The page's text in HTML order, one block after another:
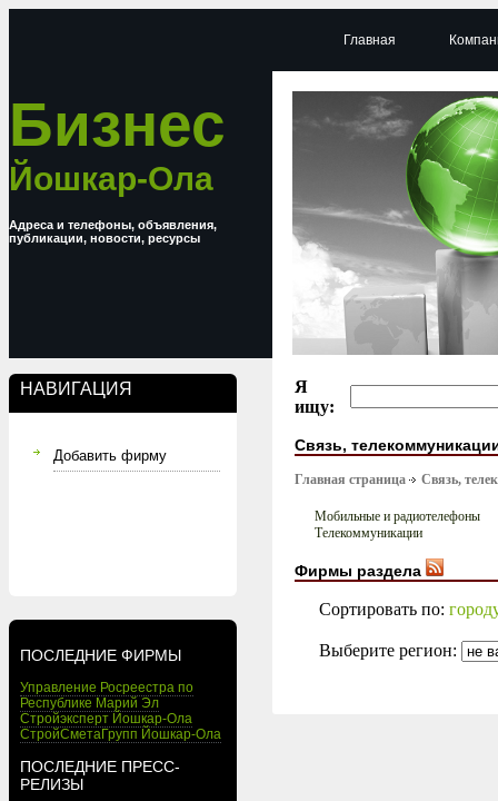
Бизнес
Йошкар-Ола
Адреса и телефоны, объявления,
публикации, новости, ресурсы
НАВИГАЦИЯ
Добавить фирму
ПОСЛЕДНИЕ ФИРМЫ
Управление Росреестра по
Республике Марий Эл
Стройэксперт Йошкар-Ола
СтройСметаГрупп Йошкар-Ола
ПОСЛЕДНИЕ ПРЕСС-
РЕЛИЗЫ
Главная
Я
ищу:
Связь,
Главная страница Связь,
Мобильные и радиотелефоны
Телекоммуникации
Фирмы раздела
Сортировать по:
Выберите регион: